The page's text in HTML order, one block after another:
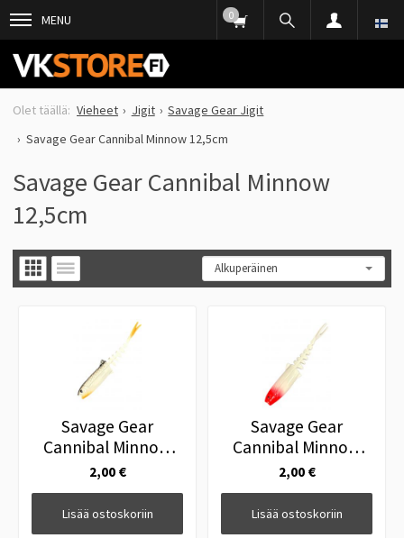
MENU 0
Vieheet Jigit
Savage Gear Jigit
Savage Gear Cannibal Minnow 12,5cm
Savage Gear Cannibal Minnow
12,5cm
Savage Gear
Cannibal Minnow
12.5cm White Black
2,00 €
Lisää ostoskoriin
Savage Gear
Cannibal Minnow
12.5cm Red Head
2,00 €
Lisää ostoskoriin